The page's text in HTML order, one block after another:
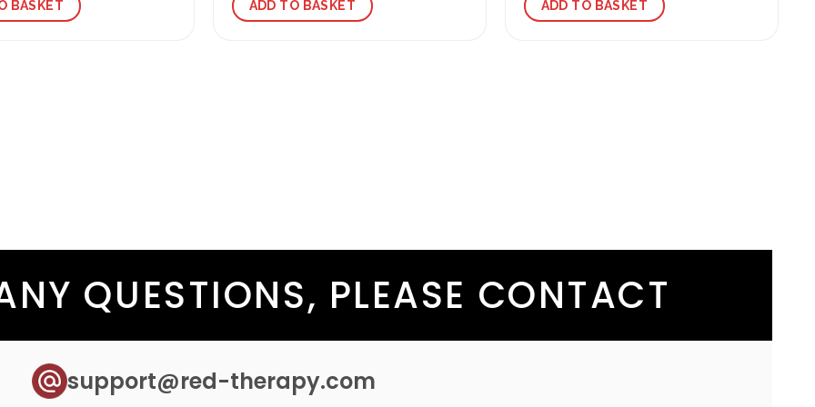
BASKET ADD TO BASKET ADD TO BASKET
QUESTIONS, PLEASE CONTACT
support@red-therapy.com